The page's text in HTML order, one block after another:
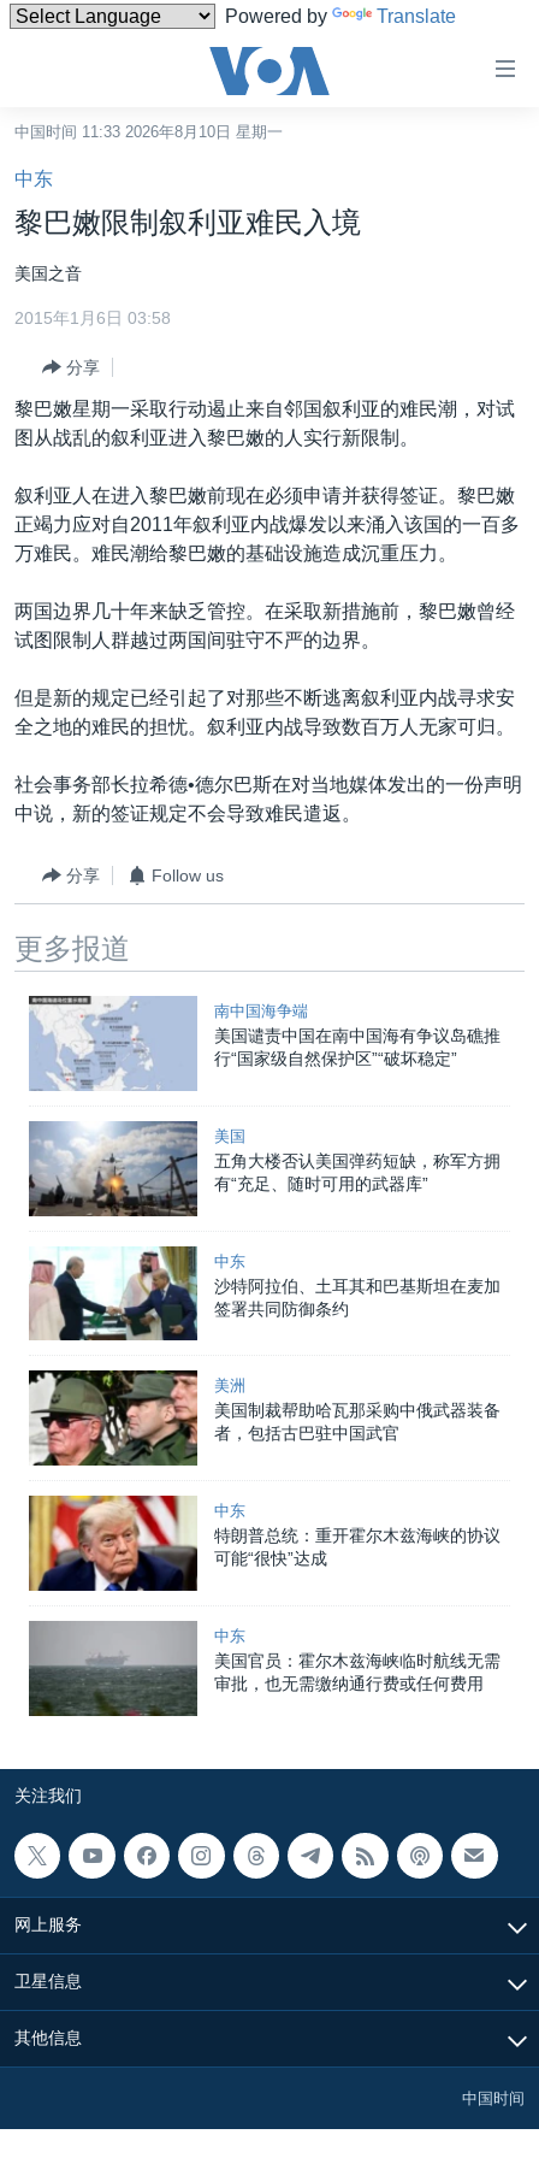
Powered by Translate
碍
链
接
跳
转
内
转
航
跳
转
检
索
台湾
港澳
国际
最新国际新闻
中东
欧洲
美洲
分类新闻
人权·法律·宗教
科教·文娱·体健
劳工
热点专题
白宫要闻
美中关系
埃博拉疫情
重要讲话与声明
关注西藏
GEN Z 看美国
VOA视频
中文广播
关注我们
其他语言网站
中国时间 11:33 2026年8月10日 星期一
中东
黎巴嫩限制叙利亚难民入境
美国之音
2015年1月6日 03:58
分享
黎巴嫩星期一采取行动遏止来自邻国叙利亚的难民潮，对试
图从战乱的叙利亚进入黎巴嫩的人实行新限制。
叙利亚人在进入黎巴嫩前现在必须申请并获得签证。黎巴嫩
正竭力应对自2011年叙利亚内战爆发以来涌入该国的一百多
万难民。难民潮给黎巴嫩的基础设施造成沉重压力。
两国边界几十年来缺乏管控。在采取新措施前，黎巴嫩曾经
试图限制人群越过两国间驻守不严的边界。
但是新的规定已经引起了对那些不断逃离叙利亚内战寻求安
全之地的难民的担忧。叙利亚内战导致数百万人无家可归。
社会事务部长拉希德•德尔巴斯在对当地媒体发出的一份声明
中说，新的签证规定不会导致难民遣返。
分享 Follow us
更多报道
南中国海争端
美国谴责中国在南中国海有争议岛礁推
行“国家级自然保护区”“破坏稳定”
美国
五角大楼否认美国弹药短缺，称军方拥
有“充足、随时可用的武器库”
中东
沙特阿拉伯、土耳其和巴基斯坦在麦加
签署共同防御条约
美洲
美国制裁帮助哈瓦那采购中俄武器装备
者，包括古巴驻中国武官
中东
特朗普总统：重开霍尔木兹海峡的协议
可能“很快”达成
中东
美国官员：霍尔木兹海峡临时航线无需
审批，也无需缴纳通行费或任何费用
关注我们
网上服务
卫星信息
其他信息
中国时间